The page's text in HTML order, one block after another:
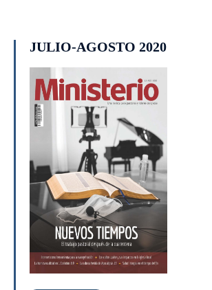
JULIO-AGOSTO 2020